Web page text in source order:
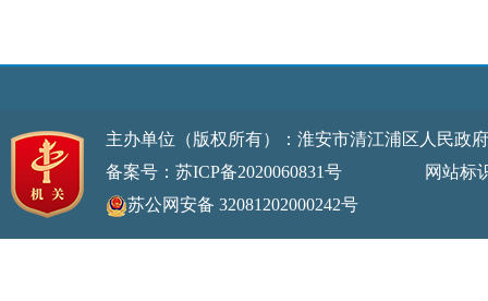
主办单位（版权所有）：淮安市清江浦区人民
备案号：苏ICP备2020060831号
网站标识码
苏公网安备 32081202000242号